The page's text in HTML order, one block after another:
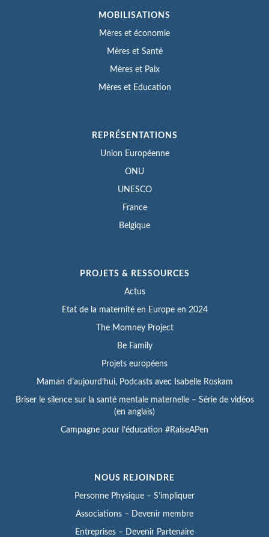
MOBILISATIONS
Mères et économie
Mères et Santé
Mères et Paix
Mères et Education
REPRÉSENTATIONS
Union Européenne
ONU
UNESCO
France
Belgique
PROJETS & RESSOURCES
Actus
Etat de la maternité en Europe en 2024
The Momney Project
Be Family
Projets européens
Maman d’aujourd’hui, Podcasts avec Isabelle Roskam
Briser le silence sur la santé mentale maternelle – Série de vidéos
(en anglais)
Campagne pour l’éducation #RaiseAPen
NOUS REJOINDRE
Personne Physique – S’impliquer
Associations – Devenir membre
Entreprises – Devenir Partenaire